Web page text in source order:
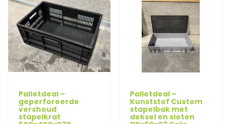
Palletdeal –
geperforeerde
vershoud
stapelkrat
Palletdeal –
Kunststof Custom
stapelbak met
deksel en sloten